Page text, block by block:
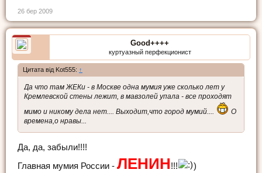
26 бер 2009
Good++++
куртуазный перфекционист
Цитата від Kot555: ↑
Да что там ЖЕКи - в Москве одна мумия уже сколько лет у
Кремлевской стены лежит, в мавзолей упала - все проходят
мимо и никому дела нет.... Выходит,что город мумий....
О
времена,о нравы...
Да, да, забыли!!!!
Главная мумия России - ЛЕНИН!!!
)